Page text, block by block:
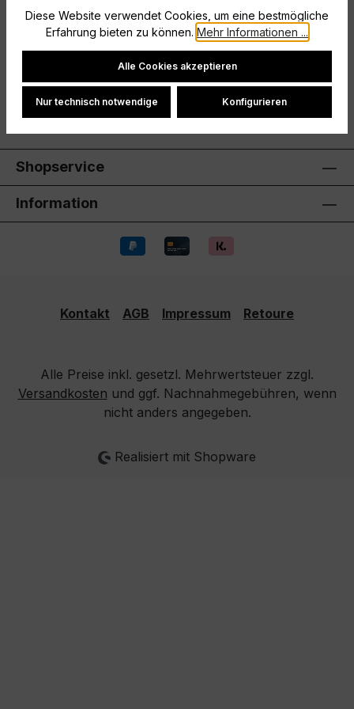
Ohne InnenslipElastischer Bund mit Kordelzug
Hersteller
Bewertungen
Shopservice
Information
Kontakt AGB Impressum Retoure
Alle Preise inkl. gesetzl. Mehrwertsteuer zzgl.
Versandkosten und ggf. Nachnahmegebühren, wenn
nicht anders angegeben.
Realisiert mit Shopware
Diese Website verwendet Cookies, um eine bestmögliche
Erfahrung bieten zu können. Mehr Informationen ...
Cookie-Einstellungen
Alle Cookies akzeptieren
Nur technisch notwendige Konfigurieren